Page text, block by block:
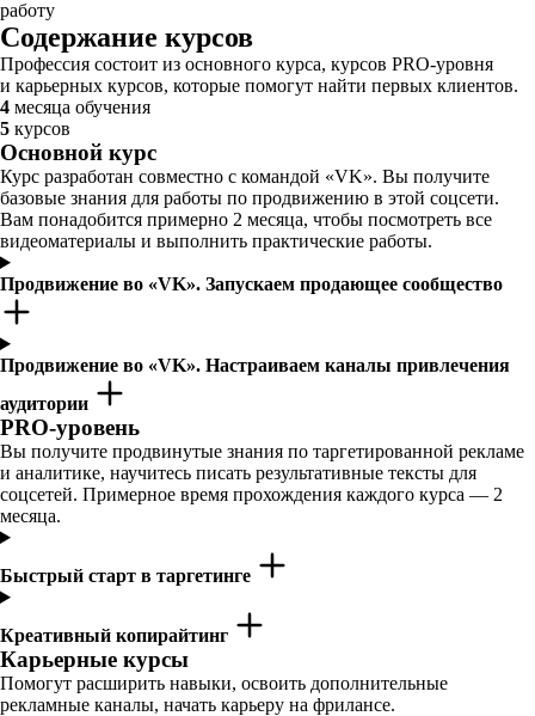
работу
Содержание курсов
Профессия состоит из основного курса, курсов PRO-уровня
и карьерных курсов, которые помогут найти первых клиентов.
4 месяца обучения
5 курсов
Основной курс
Курс разработан совместно с командой «VK». Вы получите
базовые знания для работы по продвижению в этой соцсети.
Вам понадобится примерно 2 месяца, чтобы посмотреть все
видеоматериалы и выполнить практические работы.
Продвижение во «VK». Запускаем продающее сообщество
Продвижение во «VK». Настраиваем каналы привлечения
аудитории
PRO-уровень
Вы получите продвинутые знания по таргетированной рекламе
и аналитике, научитесь писать результативные тексты для
соцсетей. Примерное время прохождения каждого курса — 2
месяца.
Быстрый старт в таргетинге
Креативный копирайтинг
Карьерные курсы
Помогут расширить навыки, освоить дополнительные
рекламные каналы, начать карьеру на фрилансе.